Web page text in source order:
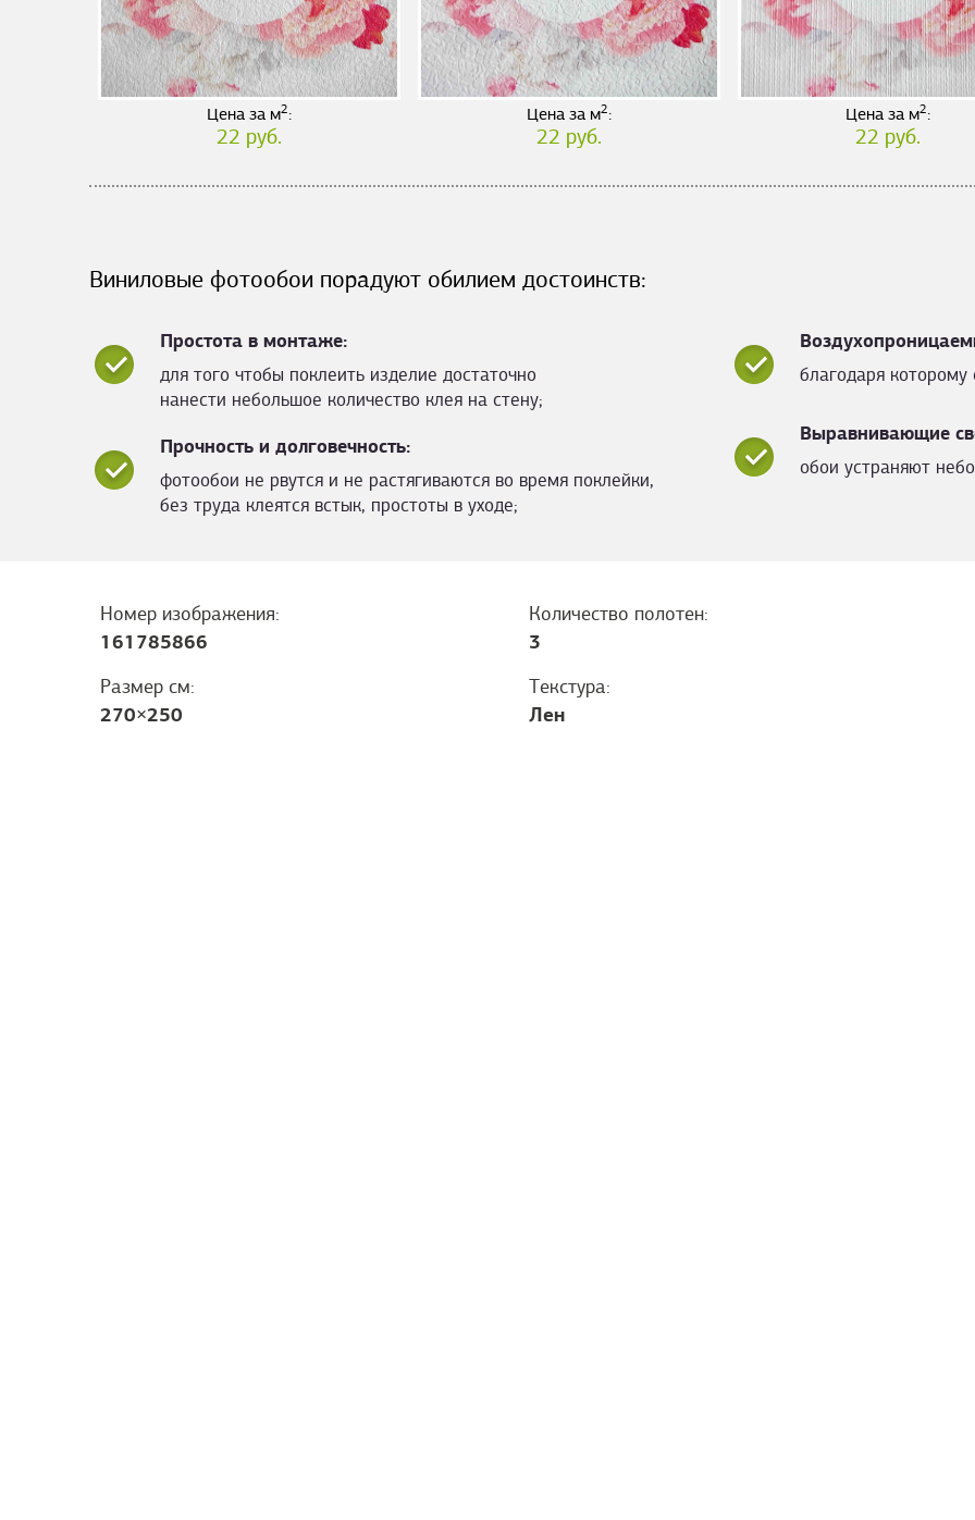
Цена за м2:
22 руб.
Цена за м2:
22 руб.
Цена за м2:
22 руб.
Виниловые фотообои порадуют обилием достоинств:
Простота в монтаже:
для того чтобы поклеить изделие достаточно
нанести небольшое количество клея на стену;
благодаря
Выравнивающие
обои устраняют
Прочность и долговечность:
фотообои не рвутся и не растягиваются во время поклейки,
без труда клеятся встык, простоты в уходе;
Номер изображения:
161785866
Количество полотен:
3
Размер см:
270×250
Текстура:
Лен